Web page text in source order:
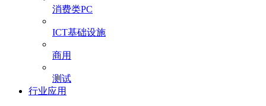
消费类PC
ICT基础设施
商用
测试
行业应用